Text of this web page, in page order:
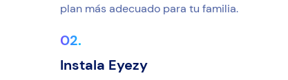
plan más adecuado para tu familia.
Instala Eyezy